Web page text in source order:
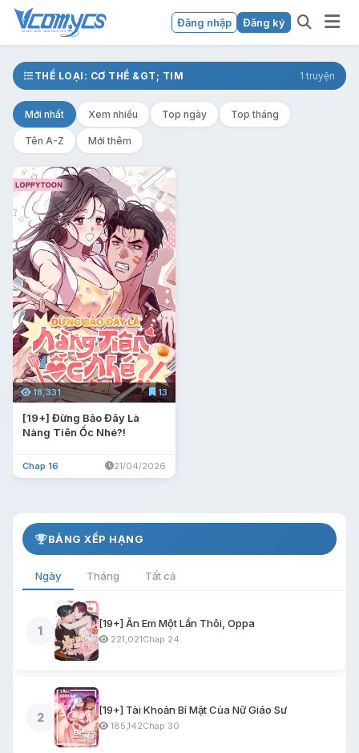
Đăng nhập Đăng ký
THỂ LOẠI: CƠ THỂ &GT; TIM 1 truyện
Mới nhất Xem nhiều Top ngày Top tháng
Tên A-Z Mới thêm
18,331 13
[19+] Đừng Bảo Đây Là
Nàng Tiên Ốc Nhé?!
Chap 16 21/04/2026
BẢNG XẾP HẠNG
Ngày Tháng Tất cả
1
[19+] Ăn Em Một Lần Thôi, Oppa
221,021Chap 24
2
[19+] Tài Khoản Bí Mật Của Nữ Giáo Sư
185,142Chap 30